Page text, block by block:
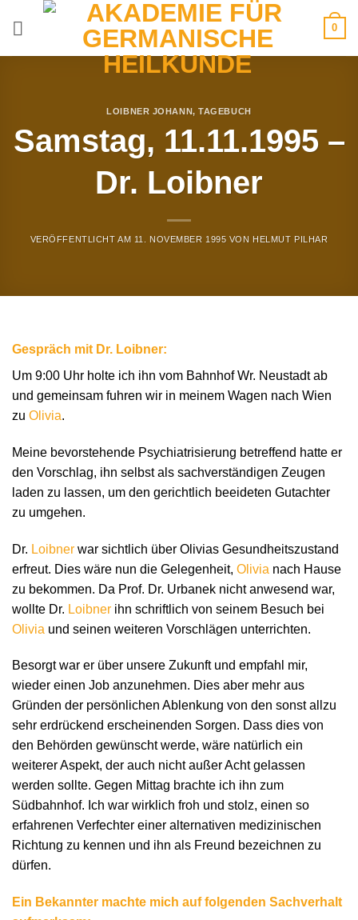
0
LOIBNER JOHANN,TAGEBUCH
Samstag, 11.11.1995 –
Dr. Loibner
VERÖFFENTLICHT AM 11. NOVEMBER 1995 VON HELMUT PILHAR
Gespräch mit Dr. Loibner:
Um 9:00 Uhr holte ich ihn vom Bahnhof Wr. Neustadt ab
und gemeinsam fuhren wir in meinem Wagen nach Wien
zu Olivia.
Meine bevorstehende Psychiatrisierung betreffend hatte er
den Vorschlag, ihn selbst als sachverständigen Zeugen
laden zu lassen, um den gerichtlich beeideten Gutachter
zu umgehen.
Dr. Loibner war sichtlich über Olivias Gesundheitszustand
erfreut. Dies wäre nun die Gelegenheit, Olivia nach Hause
zu bekommen. Da Prof. Dr. Urbanek nicht anwesend war,
wollte Dr. Loibner ihn schriftlich von seinem Besuch bei
Olivia und seinen weiteren Vorschlägen unterrichten.
Besorgt war er über unsere Zukunft und empfahl mir,
wieder einen Job anzunehmen. Dies aber mehr aus
Gründen der persönlichen Ablenkung von den sonst allzu
sehr erdrückend erscheinenden Sorgen. Dass dies von
den Behörden gewünscht werde, wäre natürlich ein
weiterer Aspekt, der auch nicht außer Acht gelassen
werden sollte. Gegen Mittag brachte ich ihn zum
Südbahnhof. Ich war wirklich froh und stolz, einen so
erfahrenen Verfechter einer alternativen medizinischen
Richtung zu kennen und ihn als Freund bezeichnen zu
dürfen.
Ein Bekannter machte mich auf folgenden Sachverhalt